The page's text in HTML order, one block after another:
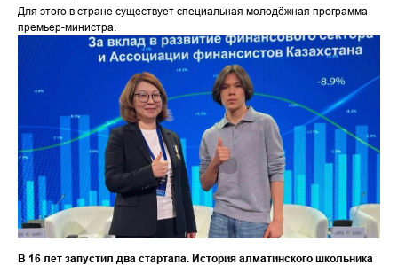
Для этого в стране существует специальная молодёжная программа
премьер-министра.
В 16 лет запустил два стартапа. История алматинского школьника